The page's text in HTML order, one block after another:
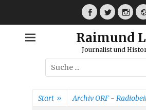
Facebook
Twitter
Raimund
Journalist und
Suche
nach:
Start » Archiv ORF -